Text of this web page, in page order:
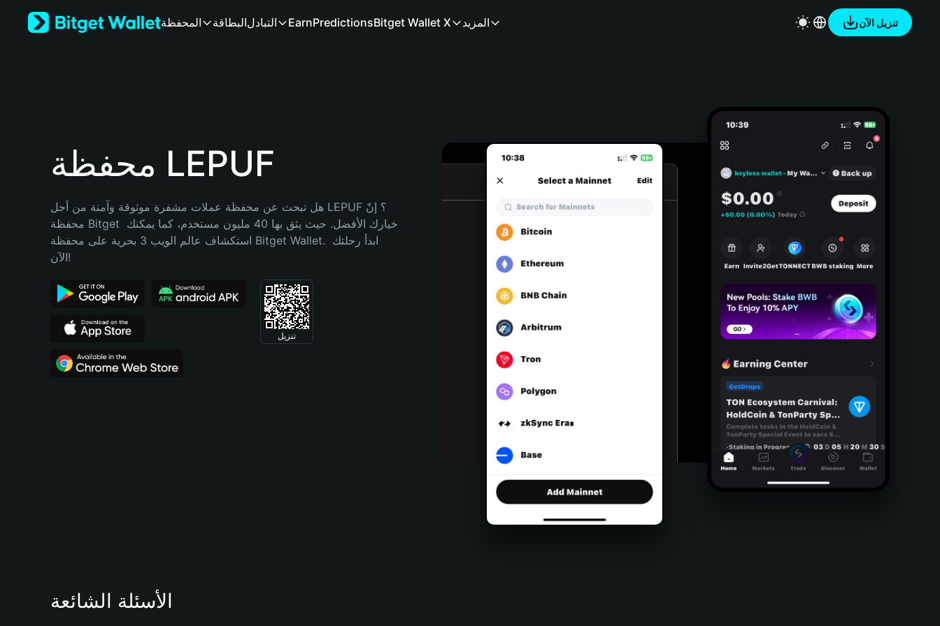
Bahasa Indonesia
Português (Brasil)
المحفظة البطاقةالتبادل EarnPredictionsBitget Wallet X المزيد تنزيل الآن
محفظة LEPUF
هل تبحث عن محفظة عملات مشفرة موثوقة وآمنة من أجل LEPUF؟ إنّ
محفظة Bitget خيارك الأفضل. حيث يثق بها 40 مليون مستخدم، كما يمكنك
استكشاف عالم الويب 3 بحرية على محفظة Bitget Wallet. ابدأ رحلتك
الآن!
تنزيل
الأسئلة الشائعة